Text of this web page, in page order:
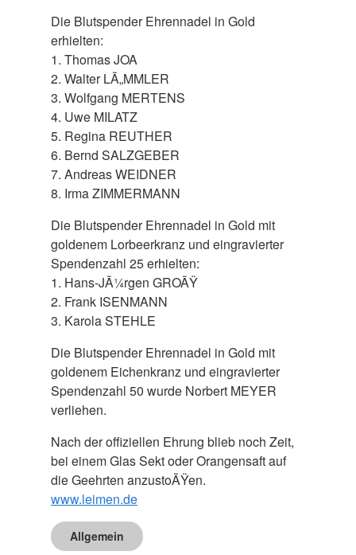
Die Blutspender Ehrennadel in Gold
erhielten:
1. Thomas JOA
2. Walter LÃ„MMLER
3. Wolfgang MERTENS
4. Uwe MILATZ
5. Regina REUTHER
6. Bernd SALZGEBER
7. Andreas WEIDNER
8. Irma ZIMMERMANN
Die Blutspender Ehrennadel in Gold mit
goldenem Lorbeerkranz und eingravierter
Spendenzahl 25 erhielten:
1. Hans-JÃ¼rgen GROÃŸ
2. Frank ISENMANN
3. Karola STEHLE
Die Blutspender Ehrennadel in Gold mit
goldenem Eichenkranz und eingravierter
Spendenzahl 50 wurde Norbert MEYER
verliehen.
Nach der offiziellen Ehrung blieb noch Zeit,
bei einem Glas Sekt oder Orangensaft auf
die Geehrten anzustoÃŸen.
www.leimen.de
Allgemein